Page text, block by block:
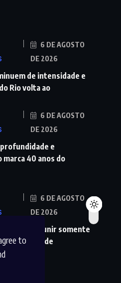
to
6 DE AGOSTO
DE 2026
de intensidade e
Rio volta ao
6 DE AGOSTO
DE 2026
e
marca 40 anos do
6 DE AGOSTO
DE 2026
pode reunir somente
quartas de